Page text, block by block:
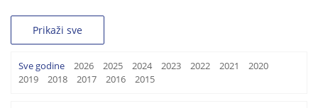
Prikaži sve
Sve godine 2026 2025 2024 2023 2022 2021
2020
2019
2018 2017 2016 2015